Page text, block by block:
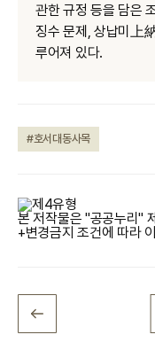
관한 규정 등을 담은
징수 문제, 상납미上
루어져 있다.
#호서대동사목
본 저작물은 "공공누리"
+변경금지 조건에 따라